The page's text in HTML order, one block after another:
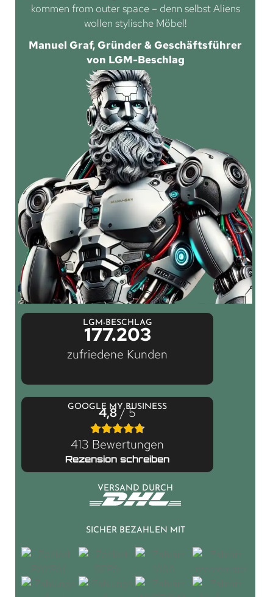
kommen from outer space – denn selbst Aliens
wollen stylische Möbel!
Manuel Graf, Gründer & Geschäftsführer
von LGM-Beschlag
LGM-BESCHLAG
177.203
zufriedene Kunden
GOOGLE MY BUSINESS
4,8/ 5
413 Bewertungen
Rezension schreiben
VERSAND DURCH
SICHER BEZAHLEN MIT